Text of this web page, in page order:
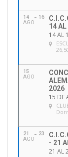
14
AGO
16
14 AL
14 AL
15
AGO
2026
15 DE
21
AGO
23
- 21
21 AL